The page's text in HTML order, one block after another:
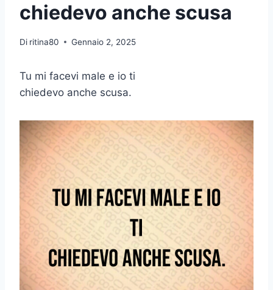
chiedevo anche scusa
Di ritina80 Gennaio 2, 2025
Tu mi facevi male e io ti
chiedevo anche scusa.